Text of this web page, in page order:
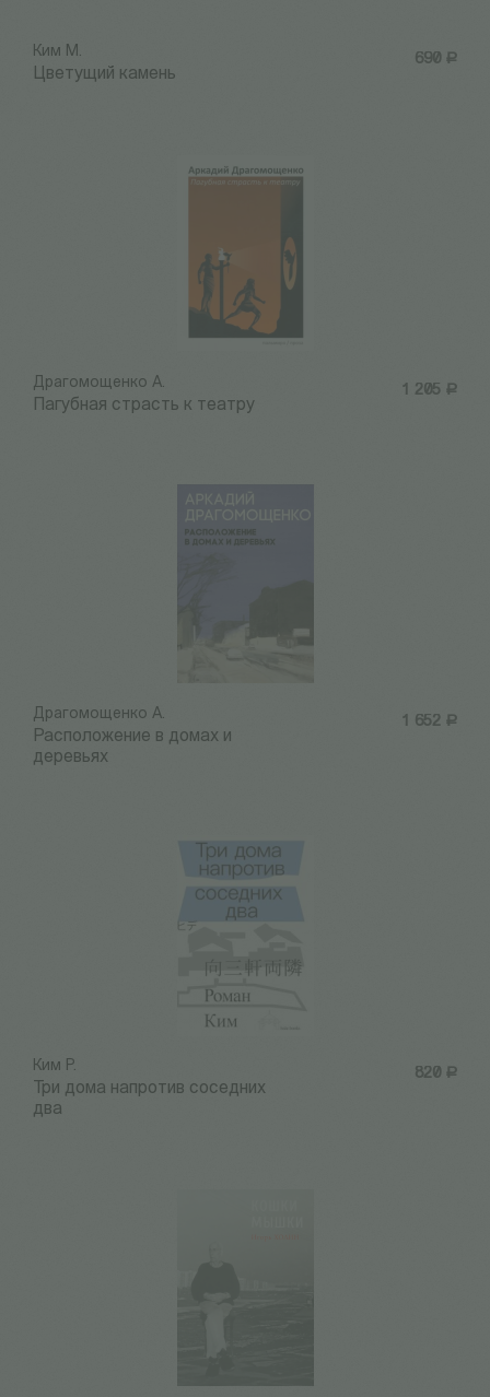
690 Р
Ким М.
Цветущий камень
1 205 Р
Драгомощенко А.
Пагубная страсть к театру
1 652 Р
Драгомощенко А.
Расположение в домах и
деревьях
820 Р
Ким Р.
Три дома напротив соседних
два